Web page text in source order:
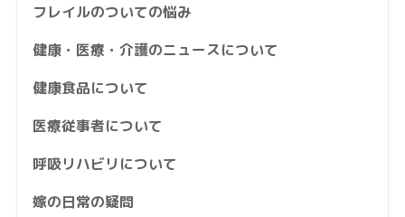
フレイルのついての悩み
健康・医療・介護のニュースについて
健康食品について
医療従事者について
呼吸リハビリについて
嫁の日常の疑問